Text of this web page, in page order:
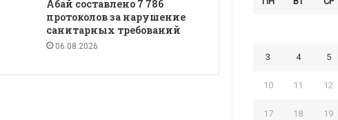
Абай составлено 7 786
протоколов за нарушение
санитарных требований
06.08.2026
3 4 5
10 11 12
17 18 19